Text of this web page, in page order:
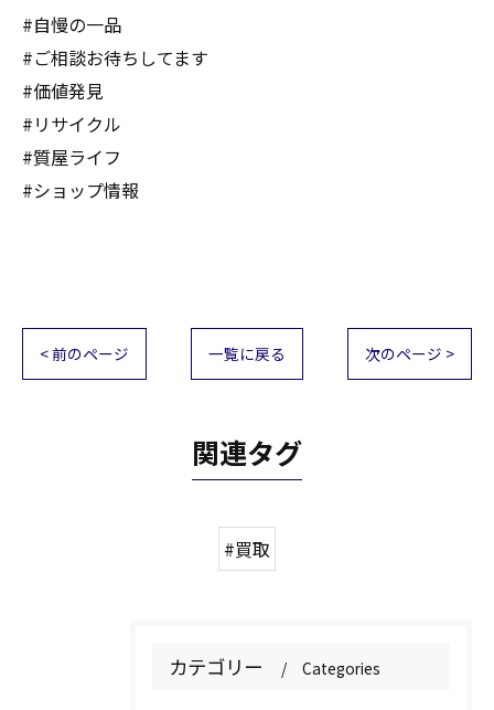
#自慢の一品
#ご相談お待ちしてます
#価値発見
#リサイクル
#質屋ライフ
#ショップ情報
< 前のページ 一覧に戻る 次のページ >
関連タグ
#買取
カテゴリー Categories